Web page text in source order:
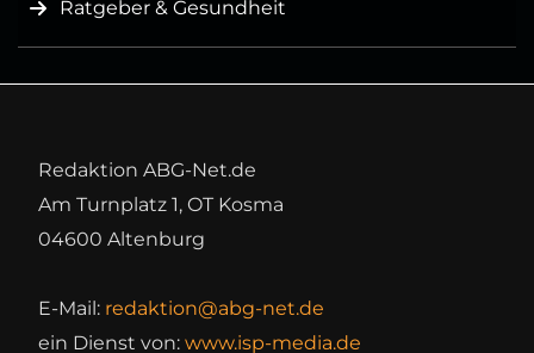
Ratgeber & Gesundheit
Redaktion ABG-Net.de
Am Turnplatz 1, OT Kosma
04600 Altenburg
E-Mail: redaktion@abg-net.de
ein Dienst von: www.isp-media.de